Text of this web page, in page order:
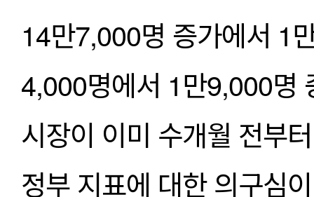
14만7,000명 증가에서 1
4,000명에서 1만9,000명
시장이 이미 수개월 전부
정부 지표에 대한 의구심